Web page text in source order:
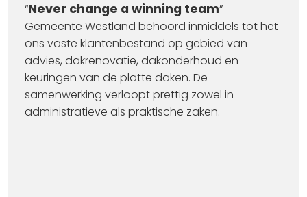
“Never change a winning team”
Gemeente Westland behoord inmiddels tot het
ons vaste klantenbestand op gebied van
advies, dakrenovatie, dakonderhoud en
keuringen van de platte daken. De
samenwerking verloopt prettig zowel in
administratieve als praktische zaken.